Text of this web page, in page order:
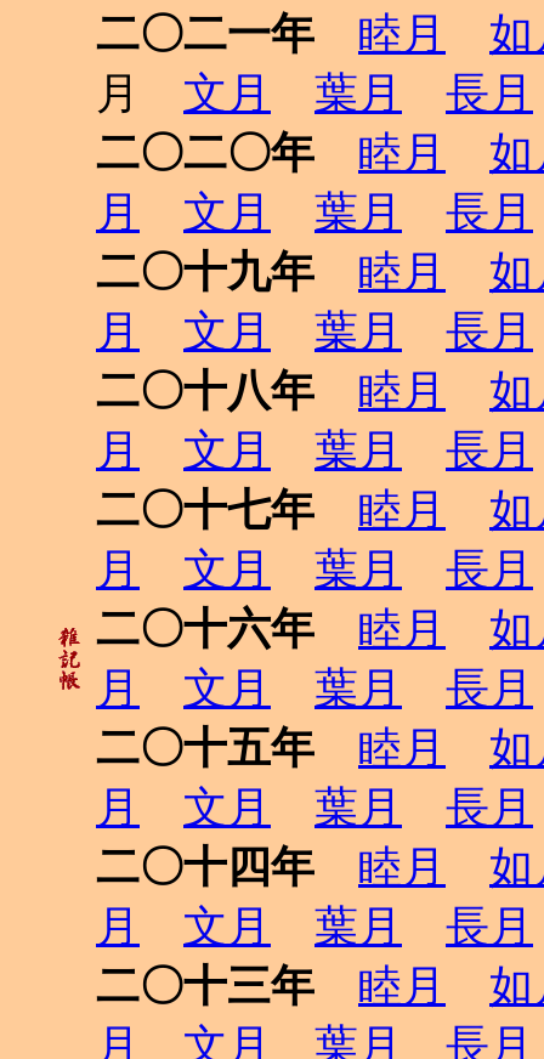
二〇二一年
睦月
如
月 文月 葉月
長月
二〇二〇年
睦月
如
月
文月 葉月
長月
二〇十九年
睦月
如
月
文月 葉月
長月
二〇十八年
睦月
如
月
文月 葉月
長月
二〇十七年
睦月
如
月
文月 葉月
長月
二〇十六年
睦月
如
月
文月 葉月
長月
二〇十五年
睦月
如
月
文月 葉月
長月
二〇十四年
睦月
如
月
文月 葉月
長月
二〇十三年
睦月
如
月
文月 葉月
長月